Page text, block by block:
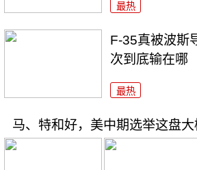
最热
F-35真被波斯
次到底输在哪
最热
马、特和好，美中期选举这盘大